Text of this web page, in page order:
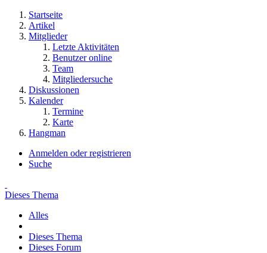
Startseite
Artikel
Mitglieder
Letzte Aktivitäten
Benutzer online
Team
Mitgliedersuche
Diskussionen
Kalender
Termine
Karte
Hangman
Anmelden oder registrieren
Suche
Dieses Thema
Alles
Dieses Thema
Dieses Forum